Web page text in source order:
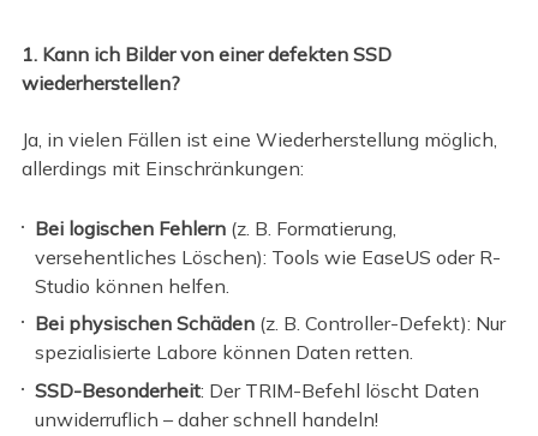
1. Kann ich Bilder von einer defekten SSD
wiederherstellen?
Ja, in vielen Fällen ist eine Wiederherstellung möglich,
allerdings mit Einschränkungen:
Bei logischen Fehlern (z. B. Formatierung,
versehentliches Löschen): Tools wie EaseUS oder R-
Studio können helfen.
Bei physischen Schäden (z. B. Controller-Defekt): Nur
spezialisierte Labore können Daten retten.
SSD-Besonderheit: Der TRIM-Befehl löscht Daten
unwiderruflich – daher schnell handeln!